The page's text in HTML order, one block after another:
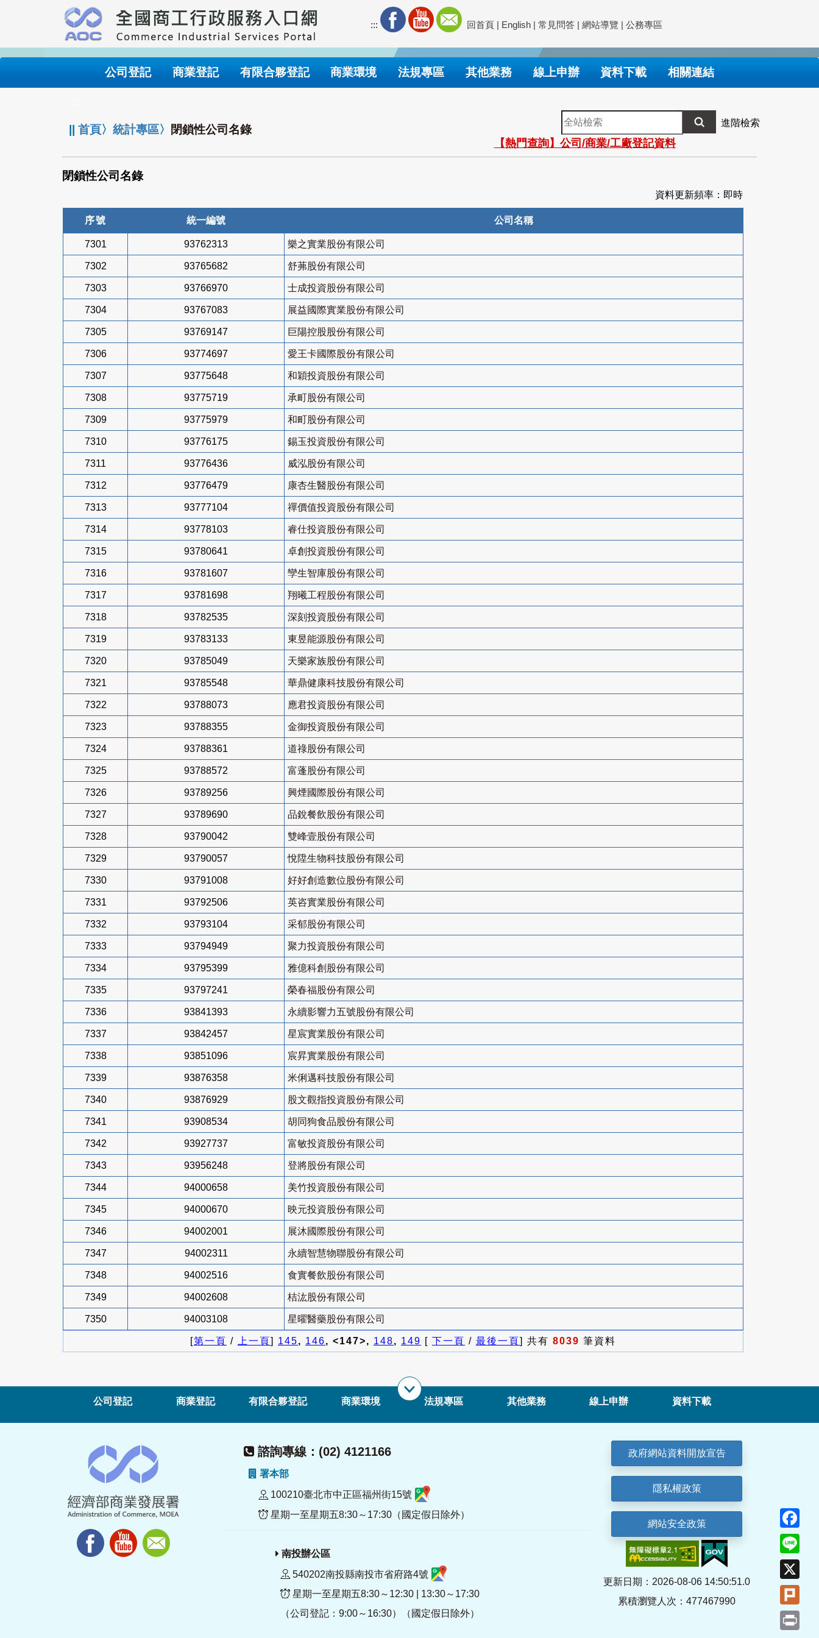
要
內
::: 回首頁 | English | 常見問答 | 網站導覽 | 公務專區
公司登記 商業登記 有限合夥登記 商業環境 法規專區 其他業務 線上申辦 資料下載 相關連結
||首頁〉統計專區〉 閉鎖性公司名錄
全
站
檢
索
進階檢索
【熱門查詢】公司/商業/工廠登記資料
閉鎖性公司名錄
資料更新頻率：即時
序號 統一編號 公司名稱
7301 93762313 樂之實業股份有限公司
7302 93765682 舒茀股份有限公司
7303 93766970 士成投資股份有限公司
7304 93767083 展益國際實業股份有限公司
7305 93769147 巨陽控股股份有限公司
7306 93774697 愛王卡國際股份有限公司
7307 93775648 和穎投資股份有限公司
7308 93775719 承町股份有限公司
7309 93775979 和町股份有限公司
7310 93776175 錫玉投資股份有限公司
7311 93776436 威泓股份有限公司
7312 93776479 康杏生醫股份有限公司
7313 93777104 禪價值投資股份有限公司
7314 93778103 睿仕投資股份有限公司
7315 93780641 卓創投資股份有限公司
7316 93781607 孿生智庫股份有限公司
7317 93781698 翔曦工程股份有限公司
7318 93782535 深刻投資股份有限公司
7319 93783133 東昱能源股份有限公司
7320 93785049 天樂家族股份有限公司
7321 93785548 華鼎健康科技股份有限公司
7322 93788073 應君投資股份有限公司
7323 93788355 金御投資股份有限公司
7324 93788361 道祿股份有限公司
7325 93788572 富蓬股份有限公司
7326 93789256 興煙國際股份有限公司
7327 93789690 品銳餐飲股份有限公司
7328 93790042 雙峰壹股份有限公司
7329 93790057 悅陞生物科技股份有限公司
7330 93791008 好好創造數位股份有限公司
7331 93792506 英咨實業股份有限公司
7332 93793104 采郁股份有限公司
7333 93794949 聚力投資股份有限公司
7334 93795399 雅億科創股份有限公司
7335 93797241 榮春福股份有限公司
7336 93841393 永續影響力五號股份有限公司
7337 93842457 星宸實業股份有限公司
7338 93851096 宸昇實業股份有限公司
7339 93876358 米俐邁科技股份有限公司
7340 93876929 股文觀指投資股份有限公司
7341 93908534 胡同狗食品股份有限公司
7342 93927737 富敏投資股份有限公司
7343 93956248 登將股份有限公司
7344 94000658 美竹投資股份有限公司
7345 94000670 映元投資股份有限公司
7346 94002001 展沐國際股份有限公司
7347 94002311 永續智慧物聯股份有限公司
7348 94002516 食實餐飲股份有限公司
7349 94002608 桔汯股份有限公司
7350 94003108 星曜醫藥股份有限公司
[第一頁 / 上一頁] 145, 146, <147>, 148, 149 [ 下一頁 / 最後一頁] 共有 8039 筆資料
公司登記 商業登記 有限合夥登記 商業環境 法規專區 其他業務 線上申辦 資料下載
諮詢專線：(02) 4121166
署本部
100210臺北市中正區福州街15號
星期一至星期五8:30～17:30（國定假日除外）
南投辦公區
540202南投縣南投市省府路4號
星期一至星期五8:30～12:30 | 13:30～17:30
（公司登記：9:00～16:30）（國定假日除外）
政府網站資料開放宣告
隱私權政策
網站安全政策
更新日期：2026-08-06 14:50:51.0
累積瀏覽人次：477467990